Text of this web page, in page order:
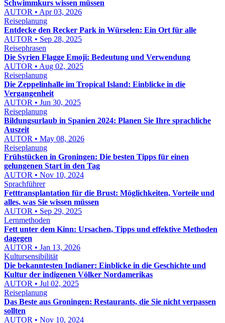
Schwimmkurs wissen müssen
AUTOR • Apr 03, 2026
Reiseplanung
Entdecke den Recker Park in Würselen: Ein Ort für alle
AUTOR • Sep 28, 2025
Reisephrasen
Die Syrien Flagge Emoji: Bedeutung und Verwendung
AUTOR • Aug 02, 2025
Reiseplanung
Die Zeppelinhalle im Tropical Island: Einblicke in die
Vergangenheit
AUTOR • Jun 30, 2025
Reiseplanung
Bildungsurlaub in Spanien 2024: Planen Sie Ihre sprachliche
Auszeit
AUTOR • May 08, 2026
Reiseplanung
Frühstücken in Groningen: Die besten Tipps für einen
gelungenen Start in den Tag
AUTOR • Nov 10, 2024
Sprachführer
Fetttransplantation für die Brust: Möglichkeiten, Vorteile und
alles, was Sie wissen müssen
AUTOR • Sep 29, 2025
Lernmethoden
Fett unter dem Kinn: Ursachen, Tipps und effektive Methoden
dagegen
AUTOR • Jan 13, 2026
Kultursensibilität
Die bekanntesten Indianer: Einblicke in die Geschichte und
Kultur der indigenen Völker Nordamerikas
AUTOR • Jul 02, 2025
Reiseplanung
Das Beste aus Groningen: Restaurants, die Sie nicht verpassen
sollten
AUTOR • Nov 10, 2024